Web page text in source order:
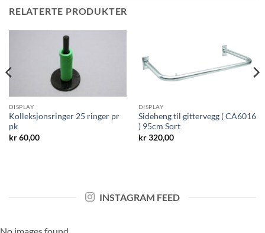
RELATERTE PRODUKTER
DISPLAY
Kolleksjonsringer 25 ringer pr
pk
kr60,00
DISPLAY
Sideheng til gittervegg ( CA6016
) 95cm Sort
kr320,00
INSTAGRAM FEED